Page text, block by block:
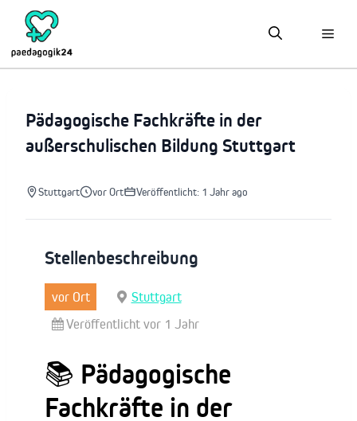
Inhalt
springen
Pädagogische Fachkräfte in der
außerschulischen Bildung Stuttgart
Stuttgart vor Ort Veröffentlicht: 1 Jahr ago
Stellenbeschreibung
vor Ort
Stuttgart
Veröffentlicht vor 1 Jahr
📚 Pädagogische
Fachkräfte in der